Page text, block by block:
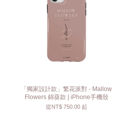
「獨家設計款」繁花派對 - Mallow
Flowers 錦葵款 | iPhone手機殼
從NT$ 750.00 起